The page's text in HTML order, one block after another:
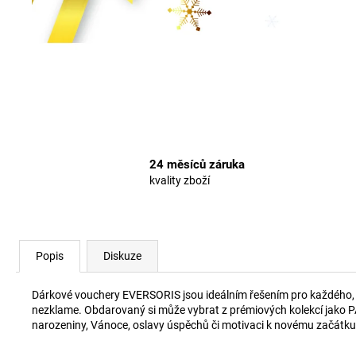
24 měsíců záruka
kvality zboží
Popis Diskuze
Dárkové vouchery EVERSORIS jsou ideálním řešením pro
nezklame. Obdarovaný si může vybrat z prémiových kolekcí jako
narozeniny, Vánoce, oslavy úspěchů či motivaci k novému
1 399 Kč